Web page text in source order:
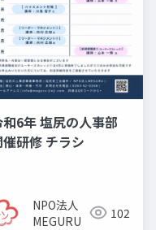
6年 塩尻の人事部
催研修 チラシ
NPO法人
MEGURU
102